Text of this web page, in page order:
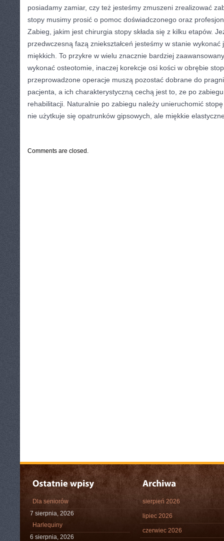
posiadamy zamiar, czy też jesteśmy zmuszeni zrealizować
stopy musimy prosić o pomoc doświadczonego oraz
Zabieg, jakim jest chirurgia stopy składa się z kilku etapów.
przedwczesną fazą zniekształceń jesteśmy w stanie
miękkich. To przykre w wielu znacznie bardziej
wykonać osteotomie, inaczej korekcje osi kości w obrębie
przeprowadzone operacje muszą pozostać dobrane do
pacjenta, a ich charakterystyczną cechą jest to, ze po
rehabilitacji. Naturalnie po zabiegu należy unieruchomić
nie użytkuje się opatrunków gipsowych, ale miękkie
Comments are closed.
Dla seniorów
7 sierpnia, 2026
Harlequiny
6 sierpnia, 2026
sierpień 2026
lipiec 2026
czerwiec 2026